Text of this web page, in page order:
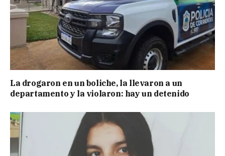
La drogaron en un boliche, la llevaron a un
departamento y la violaron: hay un detenido